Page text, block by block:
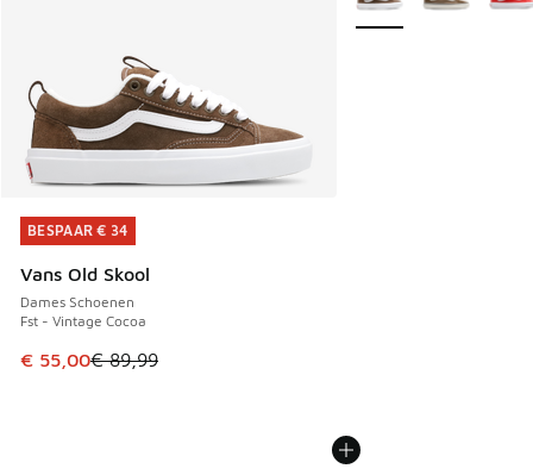
BESPAAR € 34
Vans Old Skool
Dames Schoenen
Fst - Vintage Cocoa
Dit artikel is in de uitverkoop. Dit artikel is in de
€ 55,00€ 89,99
BESPAAR € 34